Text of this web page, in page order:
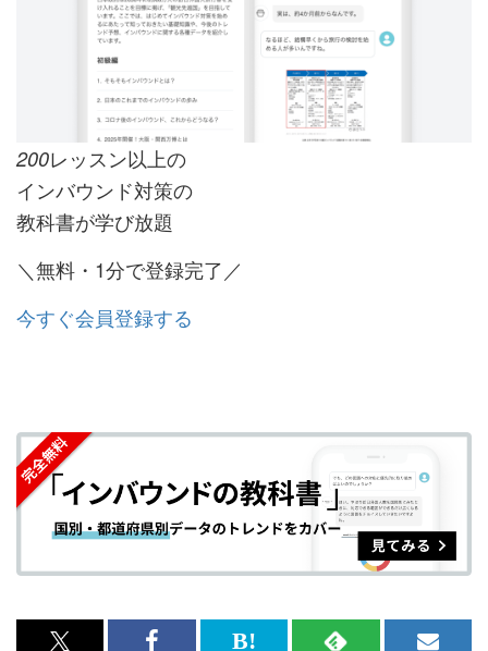
200レッスン以上の
インバウンド対策の
教科書が学び放題
＼無料・1分で登録完了／
今すぐ会員登録する